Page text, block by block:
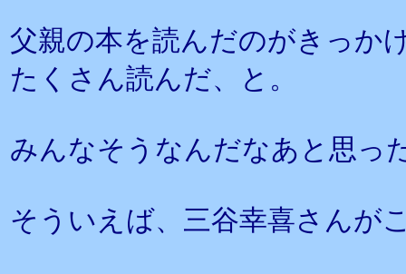
父親の本を読んだのがきっか
たくさん読んだ、と。
みんなそうなんだなあと思っ
そういえば、三谷幸喜さんが